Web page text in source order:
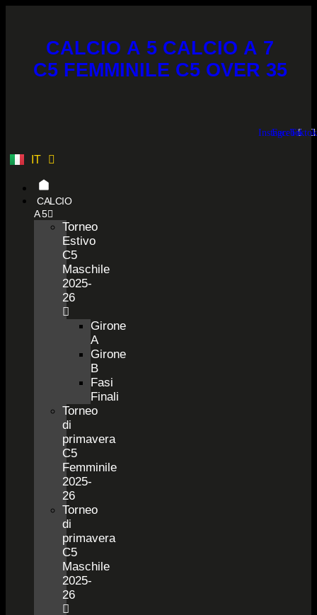
CALCIO A 5 CALCIO A 7
C5 FEMMINILE C5 OVER 35
Instagram
Facebook
Tiktok
IT
ES
CALCIO
A 5
Torneo
Estivo
C5
Maschile
2025-
26
Girone
A
Girone
B
Fasi
Finali
Torneo
di
primavera
C5
Femminile
2025-
26
Torneo
di
primavera
C5
Maschile
2025-
26